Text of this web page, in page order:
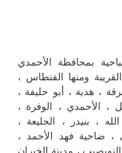
بمحافظة الأحمدي
والمنطقة العاشرة والمناطق القريبة ‎ومنها الفنطاس ،
، هدية ، أبو حليفة ،
، الأحمدي ، الوفرة ،
، بنيدر ، الجليعة ،
، ضاحية فهد الأحمد ،
، مدينة الخيران